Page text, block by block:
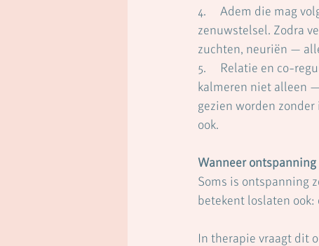
4.     Adem die mag
zenuwstelsel. Zodra
zuchten, neuriën —
5.     Relatie en co-
kalmeren niet alleen
gezien worden
ook.
Wanneer
Soms is ontspanning
betekent loslaten
In therapie vraagt dit